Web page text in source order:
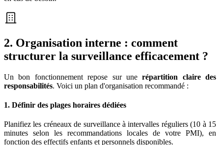
2. Organisation interne : comment
structurer la surveillance efficacement ?
Un bon fonctionnement repose sur unerépartition claire des
responsabilités. Voici un plan d'organisation recommandé :
1. Définir des plages horaires dédiées
Planifiez les créneaux de surveillance à intervalles réguliers (10 à 15
minutes selon les recommandations locales de votre PMI), en
fonction des effectifs enfants et personnels disponibles.